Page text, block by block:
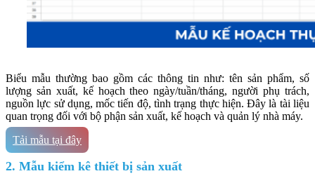
Biểu mẫu thường bao gồm các thông tin như: tên sản phẩm, số
lượng sản xuất, kế hoạch theo ngày/tuần/tháng, người phụ trách,
nguồn lực sử dụng, mốc tiến độ, tình trạng thực hiện. Đây là tài liệu
quan trọng đối với bộ phận sản xuất, kế hoạch và quản lý nhà máy.
Tải mẫu tại đây
2. Mẫu kiểm kê thiết bị sản xuất